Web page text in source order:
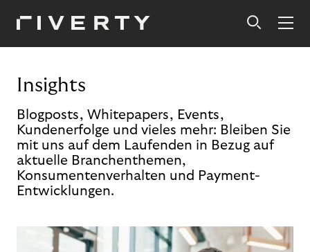
Insights
Blogposts, Whitepapers, Events,
Kundenerfolge und vieles mehr: Bleiben Sie
mit uns auf dem Laufenden in Bezug auf
aktuelle Branchenthemen,
Konsumentenverhalten und Payment-
Entwicklungen.